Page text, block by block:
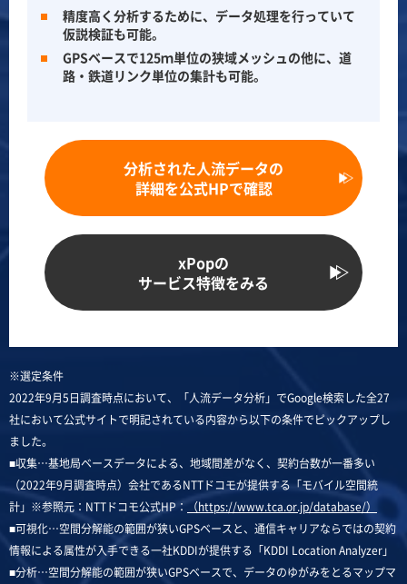
精度高く分析するために、データ処理を行っていて
仮説検証も可能。
GPSベースで125ｍ単位の狭域メッシュの他に、道
路・鉄道リンク単位の集計も可能。
分析された人流データの
詳細を公式HPで確認
xPopの
サービス特徴をみる
※選定条件
2022年9月5日調査時点において、「人流データ分析」でGoogle検索した全27
社において公式サイトで明記されている内容から以下の条件でピックアップし
ました。
■収集…基地局ベースデータによる、地域間差がなく、契約台数が一番多い
（2022年9月調査時点）会社であるNTTドコモが提供する「モバイル空間統
計」※参照元：NTTドコモ公式HP： （https://www.tca.or.jp/database/）
■可視化…空間分解能の範囲が狭いGPSベースと、通信キャリアならではの契約
情報による属性が入手できる一社KDDIが提供する「KDDI Location Analyzer」
■分析…空間分解能の範囲が狭いGPSベースで、データのゆがみをとるマップマ